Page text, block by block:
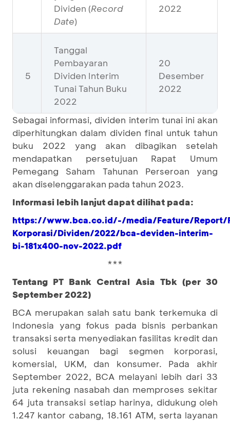
Dividen (Record
Date)
2022
5
Tanggal
Pembayaran
Dividen Interim
Tunai Tahun Buku
2022
20
Desember
2022
Sebagai informasi, dividen interim tunai ini akan
diperhitungkan dalam dividen final untuk tahun
buku 2022 yang akan dibagikan setelah
mendapatkan persetujuan Rapat Umum
Pemegang Saham Tahunan Perseroan yang
akan diselenggarakan pada tahun 2023.
Informasi lebih lanjut dapat dilihat pada:
https://www.bca.co.id/-/media/Feature/Report/
Korporasi/Dividen/2022/bca-deviden-interim-
bi-181x400-nov-2022.pdf
***
Tentang PT Bank Central Asia Tbk (per 30
September 2022)
BCA merupakan salah satu bank terkemuka di
Indonesia yang fokus pada bisnis perbankan
transaksi serta menyediakan fasilitas kredit dan
solusi keuangan bagi segmen korporasi,
komersial, UKM, dan konsumer. Pada akhir
September 2022, BCA melayani lebih dari 33
juta rekening nasabah dan memproses sekitar
64 juta transaksi setiap harinya, didukung oleh
1.247 kantor cabang, 18.161 ATM, serta layanan